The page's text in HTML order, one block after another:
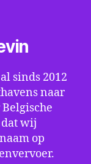
sinds 2012
naar
wij
op